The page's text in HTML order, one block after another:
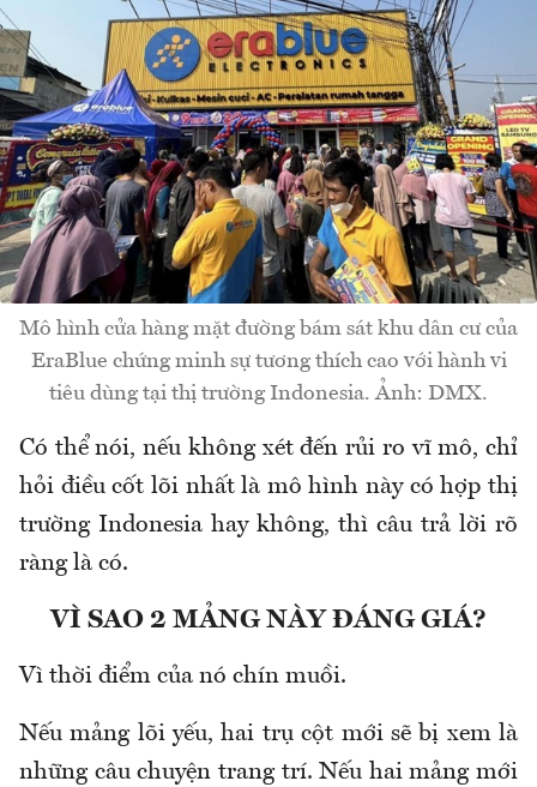
Mô hình cửa hàng mặt đường bám sát khu dân cư của
EraBlue chứng minh sự tương thích cao với hành vi
tiêu dùng tại thị trường Indonesia. Ảnh: DMX.
Có thể nói, nếu không xét đến rủi ro vĩ mô, chỉ
hỏi điều cốt lõi nhất là mô hình này có hợp thị
trường Indonesia hay không, thì câu trả lời rõ
ràng là có.
VÌ SAO 2 MẢNG NÀY ĐÁNG GIÁ?
Vì thời điểm của nó chín muồi.
Nếu mảng lõi yếu, hai trụ cột mới sẽ bị xem là
những câu chuyện trang trí. Nếu hai mảng mới